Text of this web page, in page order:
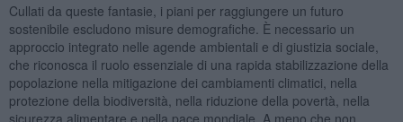
Cullati da queste fantasie, i piani per raggiungere un futuro
sostenibile escludono misure demografiche. È necessario un
approccio integrato nelle agende ambientali e di giustizia sociale,
che riconosca il ruolo essenziale di una rapida stabilizzazione della
popolazione nella mitigazione dei cambiamenti climatici, nella
protezione della biodiversità, nella riduzione della povertà, nella
sicurezza alimentare e nella pace mondiale. A meno che non